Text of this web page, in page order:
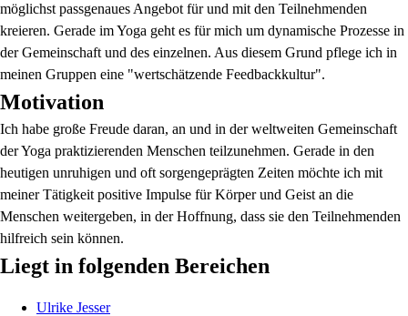
möglichst passgenaues Angebot für und mit den Teilnehmenden
kreieren. Gerade im Yoga geht es für mich um dynamische Prozesse in
der Gemeinschaft und des einzelnen. Aus diesem Grund pflege ich in
meinen Gruppen eine "wertschätzende Feedbackkultur".
Motivation
Ich habe große Freude daran, an und in der weltweiten Gemeinschaft
der Yoga praktizierenden Menschen teilzunehmen. Gerade in den
heutigen unruhigen und oft sorgengeprägten Zeiten möchte ich mit
meiner Tätigkeit positive Impulse für Körper und Geist an die
Menschen weitergeben, in der Hoffnung, dass sie den Teilnehmenden
hilfreich sein können.
Liegt in folgenden Bereichen
Ulrike Jesser